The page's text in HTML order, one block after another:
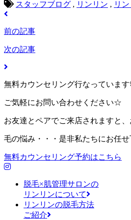
スタッフブログ , リンリン , リ
前の記事
次の記事
無料カウンセリング行なっています
ご気軽にお問い合わせください☆
お友達とペアでご来店されますと
毛の悩み・・・是非私たちにお任
無料カウンセリング予約はこちら
脱毛×肌管理サロンの
リンリンについて
リンリンの脱毛方法
ご紹介